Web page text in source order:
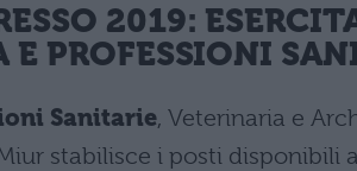
2019:
PROFESSIONI
Sanitarie, Veterinaria e
stabilisce i posti disponibili